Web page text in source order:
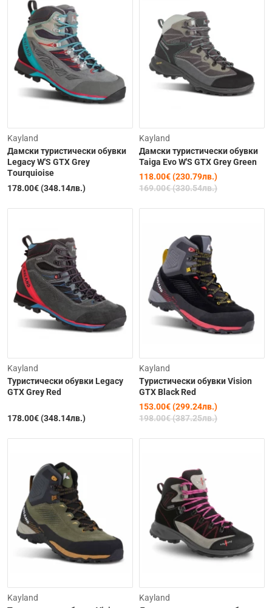
Изчерпана
Изчерпана
Kayland
Дамски туристически обувки
Legacy W'S GTX Grey
Тourquioise
178.00€ (348.14лв.)
Kayland
Дамски туристически обувки
Taiga Evo W'S GTX Grey Green
118.00€ (230.79лв.)
169.00€ (330.54лв.)
Изчерпана
Kayland
Туристически обувки Legacy
GTX Grey Red
178.00€ (348.14лв.)
Kayland
Tуристически обувки Vision
GTX Black Red
153.00€ (299.24лв.)
198.00€ (387.25лв.)
Kayland
Kayland